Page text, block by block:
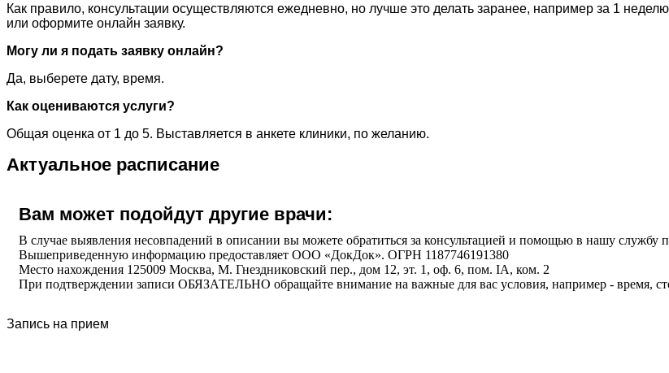
Как правило, консультации осуществляются ежедневно, но лучше это делать заранее, например за 1
или оформите онлайн заявку.
Могу ли я подать заявку онлайн?
Да, выберете дату, время.
Как оцениваются услуги?
Общая оценка от 1 до 5. Выставляется в анкете клиники, по желанию.
Актуальное расписание
Вам может подойдут другие врачи:
В случае выявления несовпадений в описании вы можете обратиться за консультацией и помощью в нашу службу
Вышеприведенную информацию предоставляет ООО «ДокДок». ОГРН 1187746191380
Место нахождения 125009 Москва, М. Гнездниковский пер., дом 12, эт. 1, оф. 6, пом. IA, ком. 2
При подтверждении записи ОБЯЗАТЕЛЬНО обращайте внимание на важные для вас условия, например - время,
Запись на прием